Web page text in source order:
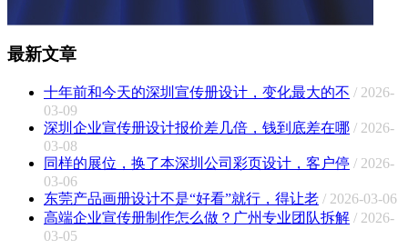
最新文章
十年前和今天的深圳宣传册设计，变化最大的不 / 2026-
03-09
深圳企业宣传册设计报价差几倍，钱到底差在哪 / 2026-
03-08
同样的展位，换了本深圳公司彩页设计，客户停 / 2026-
03-06
东莞产品画册设计不是“好看”就行，得让老 / 2026-03-06
高端企业宣传册制作怎么做？广州专业团队拆解 / 2026-
03-05